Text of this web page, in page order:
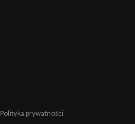
Polityka prywatności